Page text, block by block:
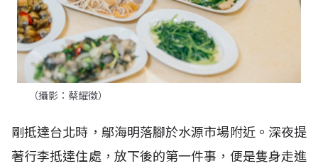
（攝影：蔡耀徵）
剛抵達台北時，鄔海明落腳於水源市場附近。深夜提
著行李抵達住處，放下後的第一件事，便是隻身走進